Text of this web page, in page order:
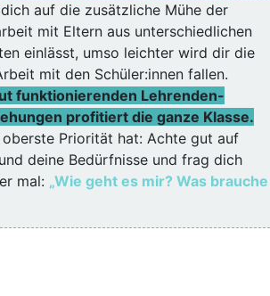
auf die zusätzliche Mühe der
mit Eltern aus unterschiedlichen
einlässt, umso leichter wird dir die
mit den Schüler:innen fallen.
funktionierenden Lehrenden-
profitiert die ganze Klasse.
oberste Priorität hat: Achte gut auf
deine Bedürfnisse und frag dich
mal: „Wie geht es mir? Was brauche